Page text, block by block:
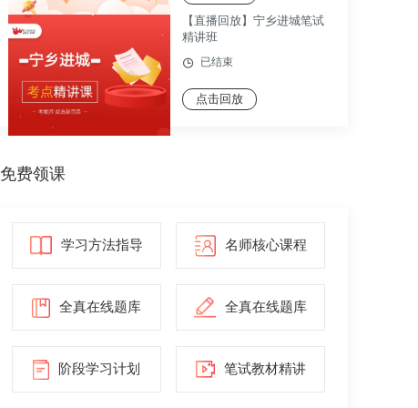
【直播回放】宁乡进城笔试
精讲班
已结束
点击回放
免费领课
学习方法指导 名师核心课程
全真在线题库 全真在线题库
阶段学习计划 笔试教材精讲